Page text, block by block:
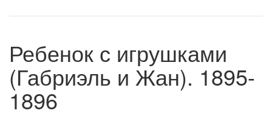
Ребенок с игрушками
(Габриэль и Жан). 1895-
1896